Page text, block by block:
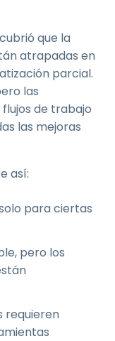
que la
atrapadas en
parcial.
las
de trabajo
las mejoras
así:
para ciertas
pero los
requieren